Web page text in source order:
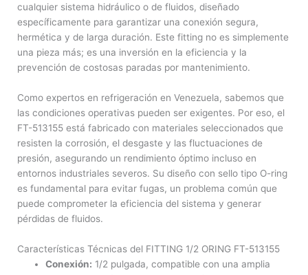
cualquier sistema hidráulico o de fluidos, diseñado
específicamente para garantizar una conexión segura,
hermética y de larga duración. Este fitting no es simplemente
una pieza más; es una inversión en la eficiencia y la
prevención de costosas paradas por mantenimiento.
Como expertos en refrigeración en Venezuela, sabemos que
las condiciones operativas pueden ser exigentes. Por eso, el
FT-513155 está fabricado con materiales seleccionados que
resisten la corrosión, el desgaste y las fluctuaciones de
presión, asegurando un rendimiento óptimo incluso en
entornos industriales severos. Su diseño con sello tipo O-ring
es fundamental para evitar fugas, un problema común que
puede comprometer la eficiencia del sistema y generar
pérdidas de fluidos.
Características Técnicas del FITTING 1/2 ORING FT-513155
Conexión: 1/2 pulgada, compatible con una amplia